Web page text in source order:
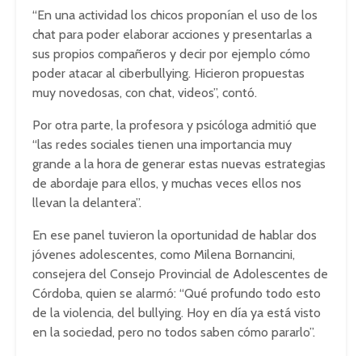
“En una actividad los chicos proponían el uso de los
chat para poder elaborar acciones y presentarlas a
sus propios compañeros y decir por ejemplo cómo
poder atacar al ciberbullying. Hicieron propuestas
muy novedosas, con chat, videos”, contó.
Por otra parte, la profesora y psicóloga admitió que
“las redes sociales tienen una importancia muy
grande a la hora de generar estas nuevas estrategias
de abordaje para ellos, y muchas veces ellos nos
llevan la delantera”.
En ese panel tuvieron la oportunidad de hablar dos
jóvenes adolescentes, como Milena Bornancini,
consejera del Consejo Provincial de Adolescentes de
Córdoba, quien se alarmó: “Qué profundo todo esto
de la violencia, del bullying. Hoy en día ya está visto
en la sociedad, pero no todos saben cómo pararlo”.